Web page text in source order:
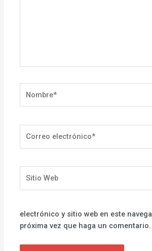
electrónico*
Web
electrónico y sitio web en este
próxima vez que haga un comentario.